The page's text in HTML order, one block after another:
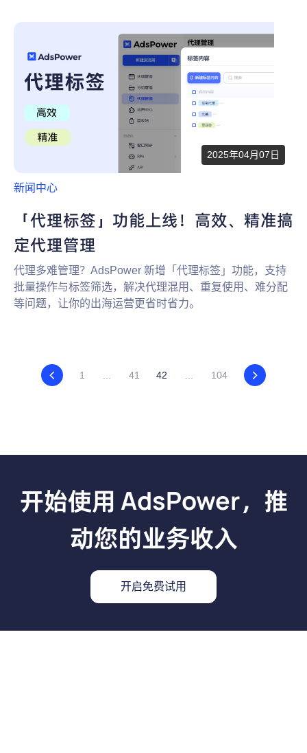
2025年04月07日
新闻中心
「代理标签」功能上线！高效、精准搞
定代理管理
代理多难管理？AdsPower 新增「代理标签」功能，支持
批量操作与标签筛选，解决代理混用、重复使用、难分配
等问题，让你的出海运营更省时省力。
1 41 42 104
开始使用 AdsPower，推
动您的业务收入
开启免费试用